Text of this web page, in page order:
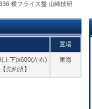
横フライス盤 山崎技研
置場
上下)x600(左右)
売約済】
東海